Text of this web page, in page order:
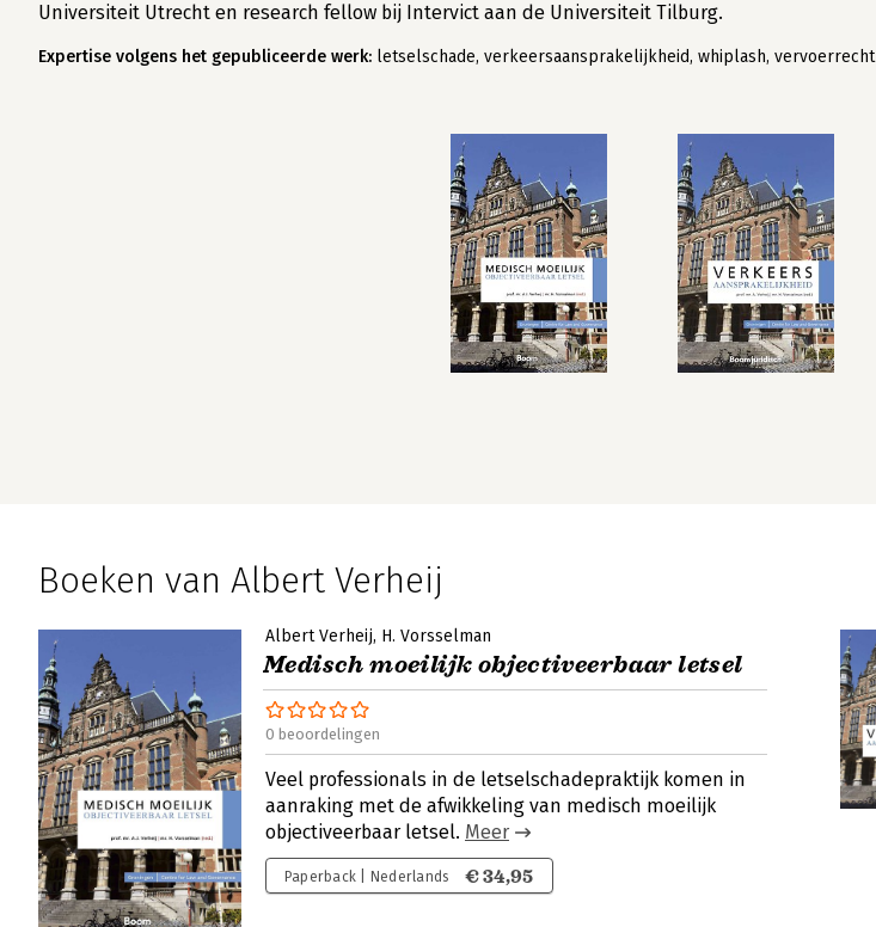
Universiteit Utrecht en research fellow bij Intervict aan de Universiteit Tilburg.
Expertise volgens het gepubliceerde werk: letselschade, verkeersaansprakelijkheid, whiplash, vervoerrecht
Boeken van Albert Verheij
Albert Verheij H. Vorsselman
Medisch moeilijk objectiveerbaar letsel
0 beoordelingen
Veel professionals in de letselschadepraktijk komen in
aanraking met de afwikkeling van medisch moeilijk
objectiveerbaar letsel. Meer
Paperback | Nederlands € 34,95